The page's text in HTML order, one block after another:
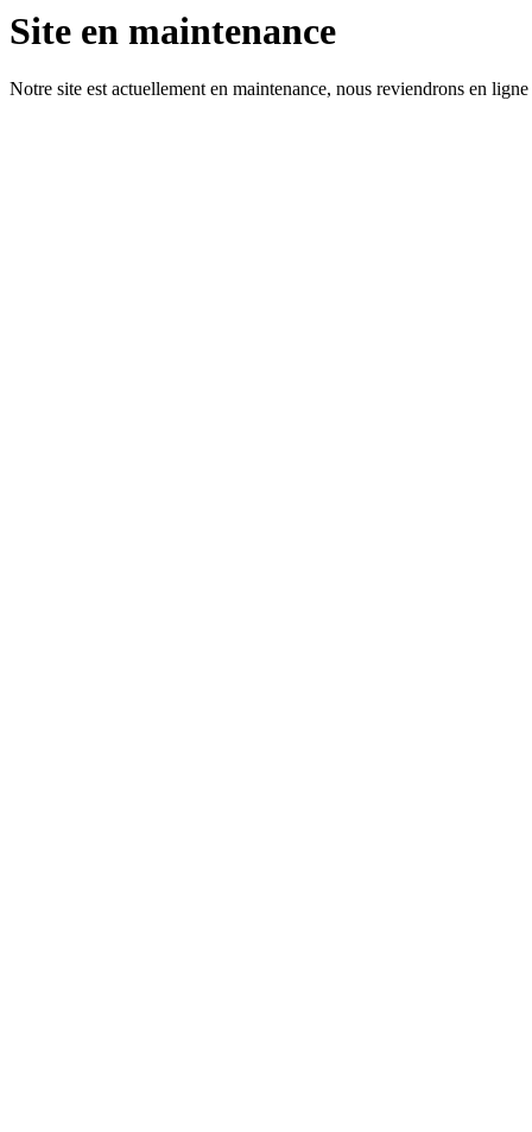
Site en maintenance
Notre site est actuellement en maintenance, nous reviendrons en